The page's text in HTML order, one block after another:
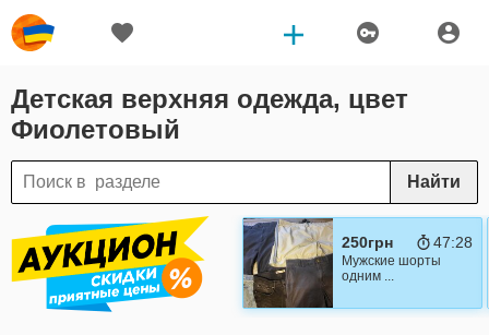
Детская верхняя одежда, цвет
Фиолетовый
Найти
250грн 47:27
Мужские шорты
одним ...